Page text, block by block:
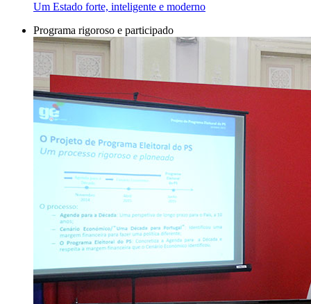
Um Estado forte, inteligente e moderno
Programa rigoroso e participado